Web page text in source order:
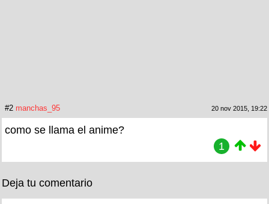
#2 manchas_95 20 nov 2015, 19:22
como se llama el anime?
1
Deja tu comentario